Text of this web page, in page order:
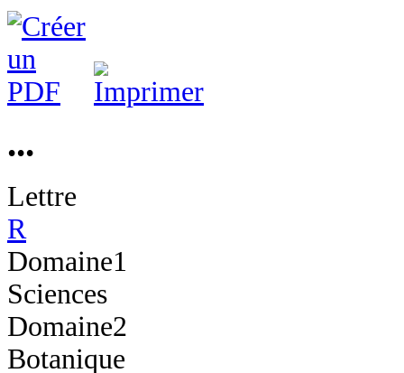
...
Lettre
R
Domaine1
Sciences
Domaine2
Botanique